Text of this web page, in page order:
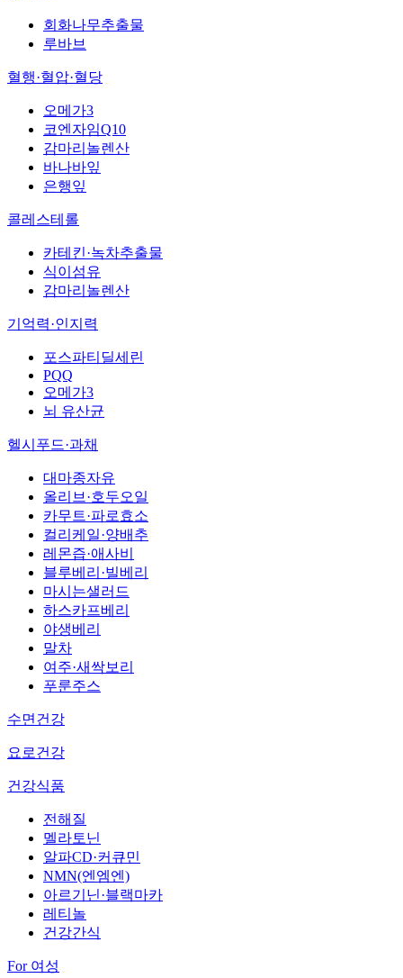
회화나무추출물
루바브
혈행·혈압·혈당
오메가3
코엔자임Q10
감마리놀렌산
바나바잎
은행잎
콜레스테롤
카테킨·녹차추출물
식이섬유
감마리놀렌산
기억력·인지력
포스파티딜세린
PQQ
오메가3
뇌 유산균
헬시푸드·과채
대마종자유
올리브·호두오일
카무트·파로효소
컬리케일·양배추
레몬즙·애사비
블루베리·빌베리
마시는샐러드
하스카프베리
야생베리
말차
여주·새싹보리
푸룬주스
수면건강
요로건강
건강식품
전해질
멜라토닌
알파CD·커큐민
NMN(엔엠엔)
아르기닌·블랙마카
레티놀
건강간식
For 여성